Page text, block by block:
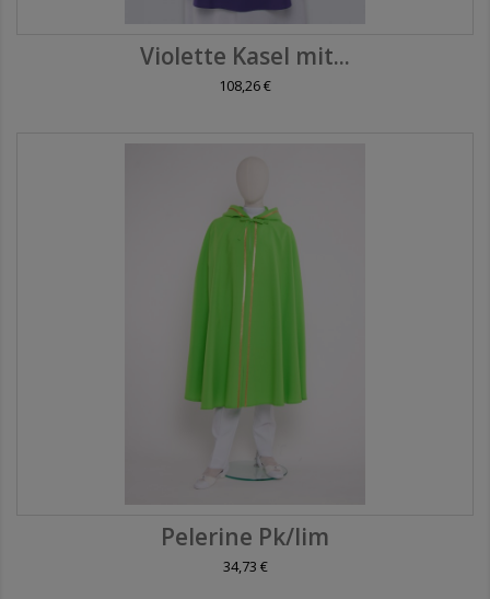
Violette Kasel mit...
108,26 €
Pelerine Pk/lim
34,73 €